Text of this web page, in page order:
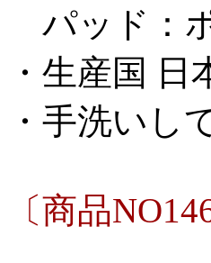
パッド：
・生産国 日
・手洗いし
〔商品NO146